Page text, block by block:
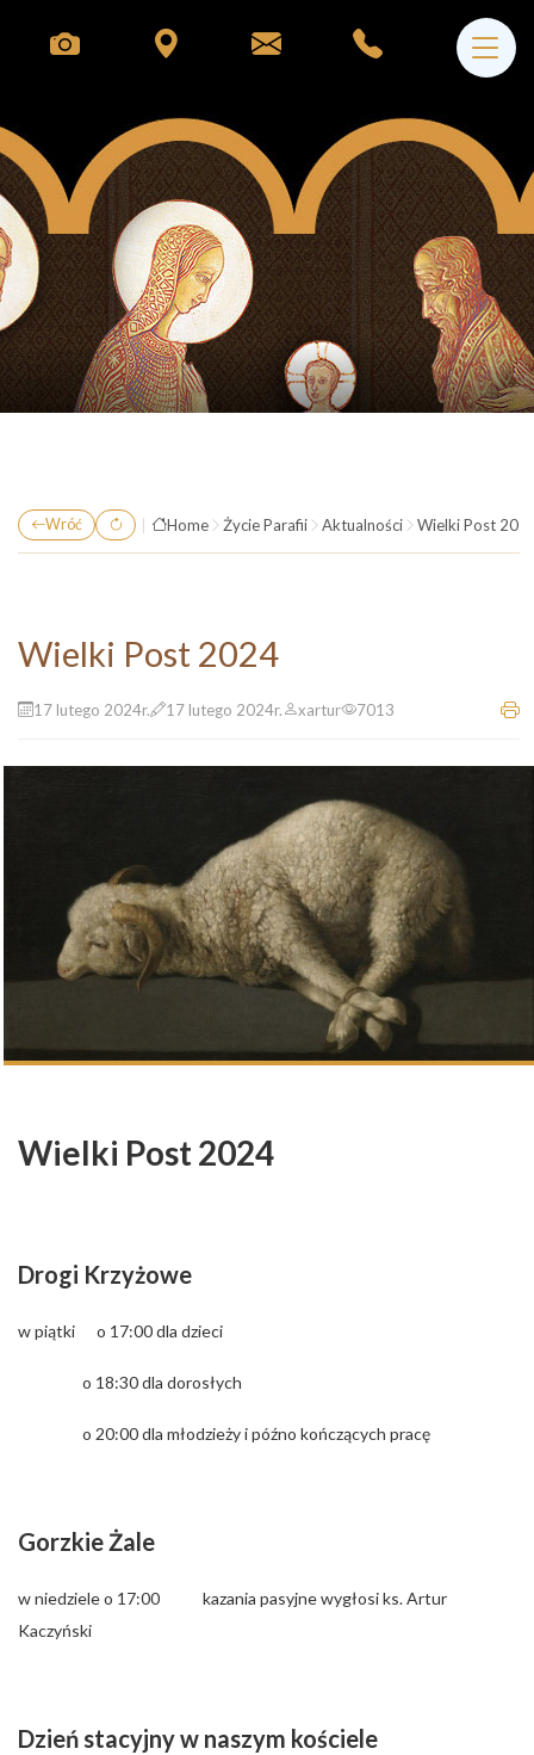
Wróć | Home Życie Parafii Aktualności Wielki Post
Wielki Post 2024
17 lutego 2024r. 17 lutego 2024r. xartur 7013
Wielki Post 2024
Drogi Krzyżowe
w piątki o 17:00 dla dzieci
o 18:30 dla dorosłych
o 20:00 dla młodzieży i późno kończących pracę
Gorzkie Żale
w niedziele o 17:00 kazania pasyjne wygłosi ks. Artur
Kaczyński
Dzień stacyjny w naszym kościele